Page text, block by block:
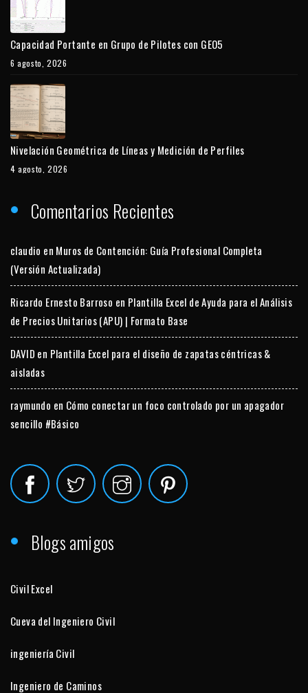
Capacidad Portante en Grupo de Pilotes con GEO5
6 agosto, 2026
Nivelación Geométrica de Líneas y Medición de Perfiles
4 agosto, 2026
Comentarios Recientes
claudio en Muros de Contención: Guía Profesional Completa
(Versión Actualizada)
Ricardo Ernesto Barroso en Plantilla Excel de Ayuda para el Análisis
de Precios Unitarios (APU) | Formato Base
DAVID en Plantilla Excel para el diseño de zapatas céntricas &
aisladas
raymundo en Cómo conectar un foco controlado por un apagador
sencillo #Básico
Blogs amigos
Civil Excel
Cueva del Ingeniero Civil
ingeniería Civil
Ingeniero de Caminos